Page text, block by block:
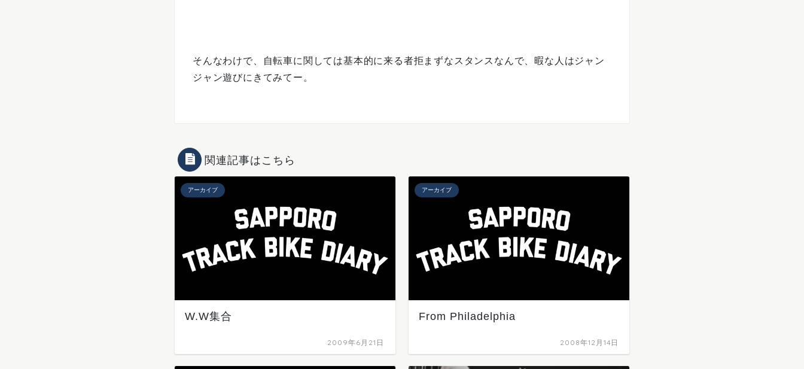
そんなわけで、自転車に関しては基本的に来る者拒まずなスタンスなんで、暇な人はジャン
ジャン遊びにきてみてー。
関連記事はこちら
アーカイブ
W.W集合
2009年6月21日
アーカイブ
From Philadelphia
2008年12月14日